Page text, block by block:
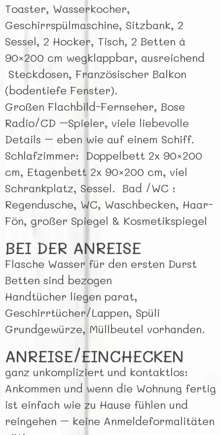
Toaster, Wasserkocher,
Geschirrspülmaschine, Sitzbank, 2
Sessel, 2 Hocker, Tisch, 2 Betten à
90×200 cm wegklappbar, ausreichend
Steckdosen, Französischer Balkon
(bodentiefe Fenster).
Großen Flachbild-Fernseher, Bose
Radio/CD –Spieler, viele liebevolle
Details – eben wie auf einem Schiff.
Schlafzimmer: Doppelbett 2x 90×200
cm, Etagenbett 2x 90×200 cm, viel
Schrankplatz, Sessel. Bad /WC :
Regendusche, WC, Waschbecken, Haar-
Fön, großer Spiegel & Kosmetikspiegel
BEI DER ANREISE
Flasche Wasser für den ersten Durst
Betten sind bezogen
Handtücher liegen parat,
Geschirrtücher/Lappen, Spüli
Grundgewürze, Müllbeutel vorhanden.
ANREISE/EINCHECKEN
ganz unkompliziert und kontaktlos:
Ankommen und wenn die Wohnung fertig
ist einfach wie zu Hause fühlen und
reingehen – keine Anmeldeformalitäten